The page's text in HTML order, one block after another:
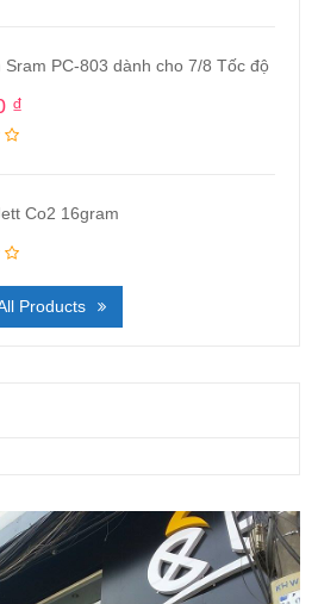
Sram PC-803 dành cho 7/8 Tốc độ
₫
Co2 16gram
Products